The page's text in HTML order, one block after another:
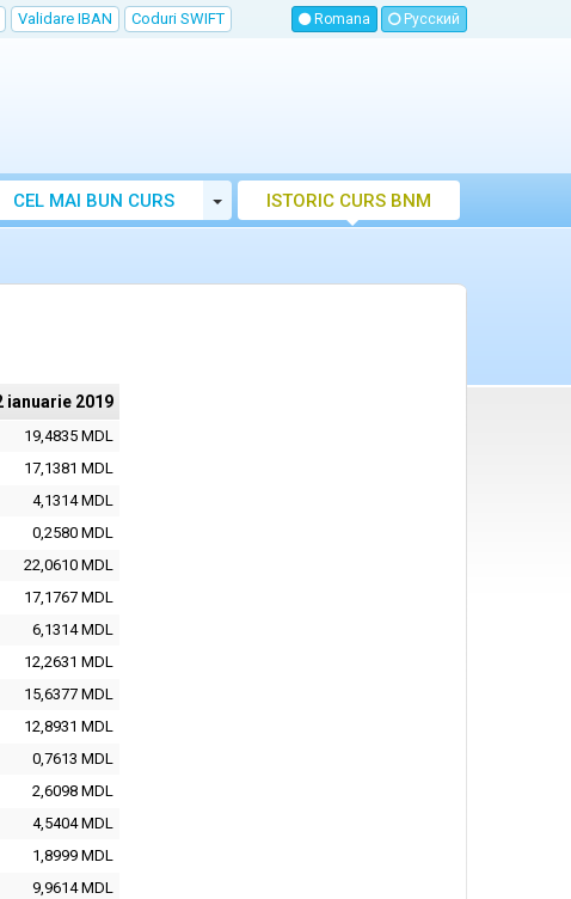
Validare IBAN Coduri SWIFT Romana Русский
CEL MAI BUN CURS
VALUTAR MOLDOVA
Toggle Dropdown
ISTORIC CURS BNM
ianuarie 2019
19,4835 MDL
17,1381 MDL
4,1314 MDL
0,2580 MDL
22,0610 MDL
17,1767 MDL
6,1314 MDL
12,2631 MDL
15,6377 MDL
12,8931 MDL
0,7613 MDL
2,6098 MDL
4,5404 MDL
1,8999 MDL
9,9614 MDL